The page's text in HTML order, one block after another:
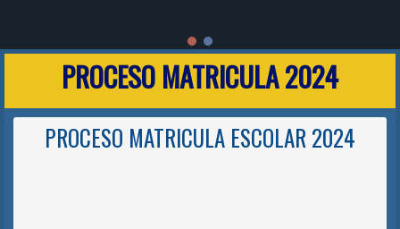
PROCESO MATRICULA 2024
PROCESO MATRICULA ESCOLAR 2024